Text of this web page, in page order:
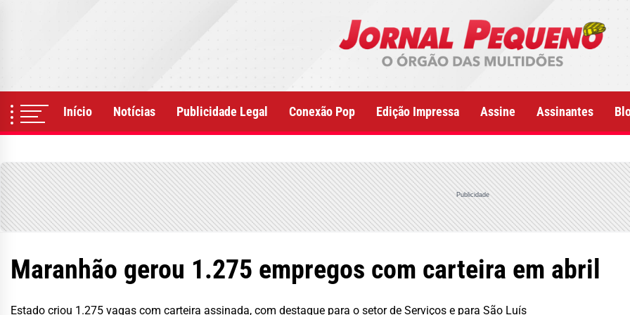
Início Notícias Publicidade Legal Conexão Pop Edição Impressa Assine Assinantes
Publicidade
Maranhão gerou 1.275 empregos com carteira em abril
Estado criou 1.275 vagas com carteira assinada, com destaque para o setor de Serviços e para São Luís